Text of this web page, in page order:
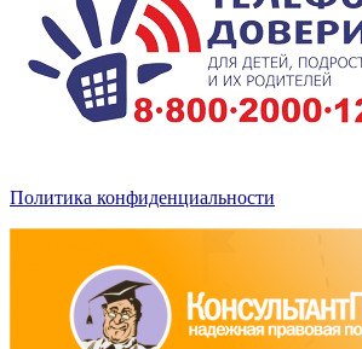
Политика конфиденциальности